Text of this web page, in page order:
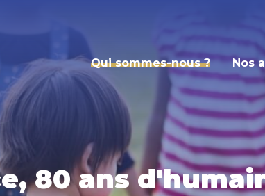
Qui sommes-nous ? Nos
80 ans